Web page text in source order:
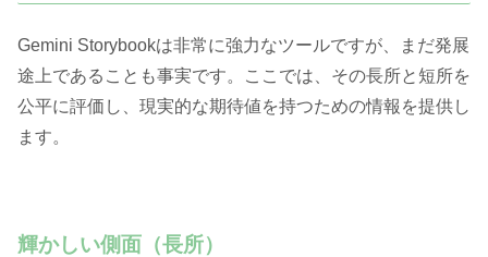
Gemini Storybookは非常に強力なツールですが、まだ発展
途上であることも事実です。ここでは、その長所と短所を
公平に評価し、現実的な期待値を持つための情報を提供し
ます。
輝かしい側面（長所）